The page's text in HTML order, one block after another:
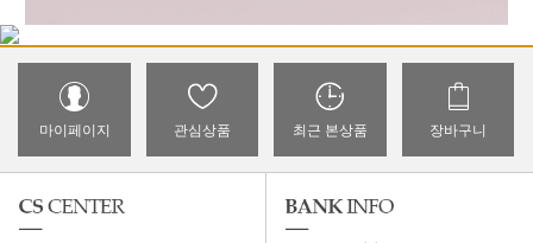
마이페이지 관심상품 최근 본상품 장바구니